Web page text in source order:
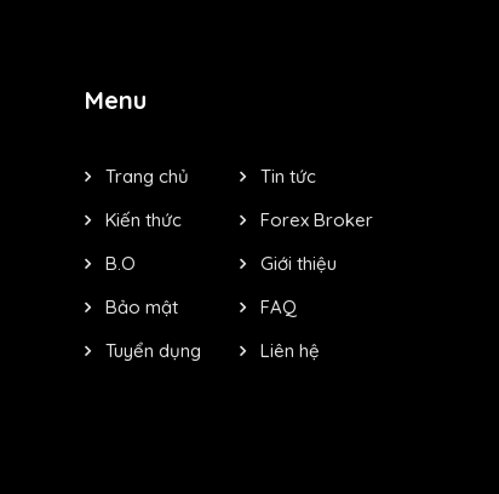
Menu
Trang chủ
Tin tức
Kiến thức
Forex Broker
B.O
Giới thiệu
Bảo mật
FAQ
Tuyển dụng
Liên hệ